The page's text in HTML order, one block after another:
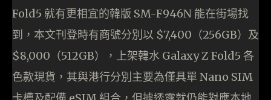
Fold5 就有更相宜的韓版 SM-F946N 能在街場找
到，本文刊登時有商號分別以 $7,400（256GB）及
$8,000（512GB），上架韓水 Galaxy Z Fold5 各
色款現貨，其與港行分別主要為僅具單 Nano SIM